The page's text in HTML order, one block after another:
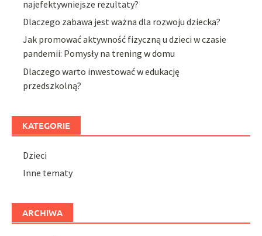
najefektywniejsze rezultaty?
Dlaczego zabawa jest ważna dla rozwoju dziecka?
Jak promować aktywność fizyczną u dzieci w czasie
pandemii: Pomysły na trening w domu
Dlaczego warto inwestować w edukację
przedszkolną?
KATEGORIE
Dzieci
Inne tematy
ARCHIWA